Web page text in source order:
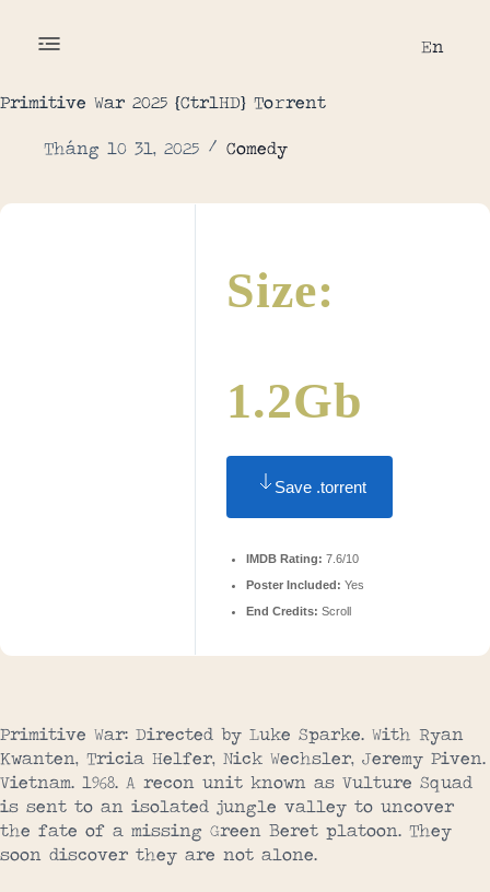
En
Primitive War 2025 {CtrlHD} To𝚛rent
Tháng 10 31, 2025 Comedy
Size:
1.2Gb
Save .torrent
IMDB Rating: 7.6/10
Poster Included: Yes
End Credits: Scroll
Primitive War: Directed by Luke Sparke. With Ryan
Kwanten, Tricia Helfer, Nick Wechsler, Jeremy Piven.
Vietnam. 1968. A recon unit known as Vulture Squad
is sent to an isolated jungle valley to uncover
the fate of a missing Green Beret platoon. They
soon discover they are not alone.